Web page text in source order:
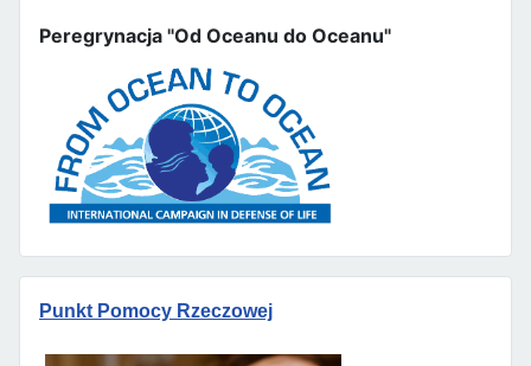
Peregrynacja "Od Oceanu do Oceanu"
Punkt Pomocy Rzeczowej